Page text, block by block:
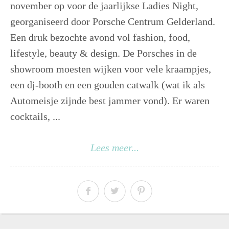
november op voor de jaarlijkse Ladies Night,
georganiseerd door Porsche Centrum Gelderland.
Een druk bezochte avond vol fashion, food,
lifestyle, beauty & design. De Porsches in de
showroom moesten wijken voor vele kraampjes,
een dj-booth en een gouden catwalk (wat ik als
Automeisje zijnde best jammer vond). Er waren
cocktails, ...
Lees meer...